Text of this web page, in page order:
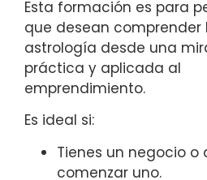
Esta formación es para
que desean comprender
astrología desde una
práctica y aplicada al
emprendimiento.
Es ideal si:
Tienes un negocio o
comenzar uno.